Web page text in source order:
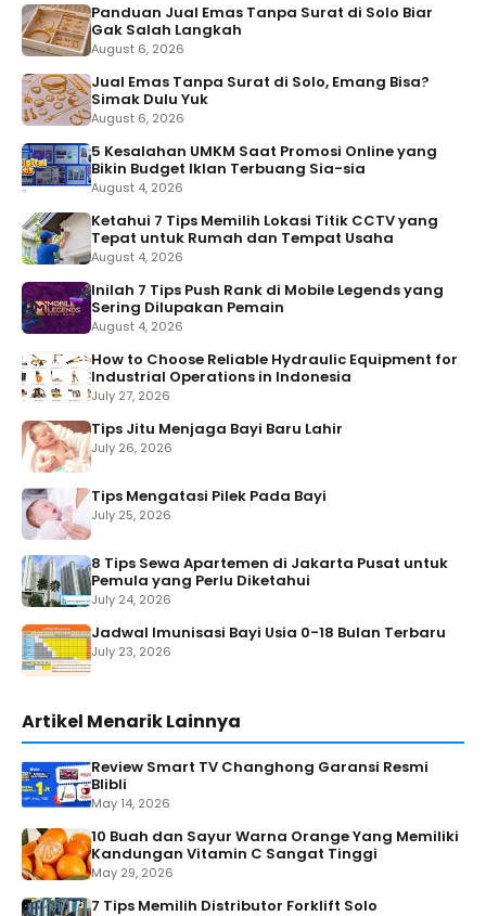
Panduan Jual Emas Tanpa Surat di Solo Biar
Gak Salah Langkah
August 6, 2026
Jual Emas Tanpa Surat di Solo, Emang Bisa?
Simak Dulu Yuk
August 6, 2026
5 Kesalahan UMKM Saat Promosi Online yang
Bikin Budget Iklan Terbuang Sia-sia
August 4, 2026
Ketahui 7 Tips Memilih Lokasi Titik CCTV yang
Tepat untuk Rumah dan Tempat Usaha
August 4, 2026
Inilah 7 Tips Push Rank di Mobile Legends yang
Sering Dilupakan Pemain
August 4, 2026
How to Choose Reliable Hydraulic Equipment for
Industrial Operations in Indonesia
July 27, 2026
Tips Jitu Menjaga Bayi Baru Lahir
July 26, 2026
Tips Mengatasi Pilek Pada Bayi
July 25, 2026
8 Tips Sewa Apartemen di Jakarta Pusat untuk
Pemula yang Perlu Diketahui
July 24, 2026
Jadwal Imunisasi Bayi Usia 0-18 Bulan Terbaru
July 23, 2026
Artikel Menarik Lainnya
Review Smart TV Changhong Garansi Resmi
Blibli
May 14, 2026
10 Buah dan Sayur Warna Orange Yang Memiliki
Kandungan Vitamin C Sangat Tinggi
May 29, 2026
7 Tips Memilih Distributor Forklift Solo